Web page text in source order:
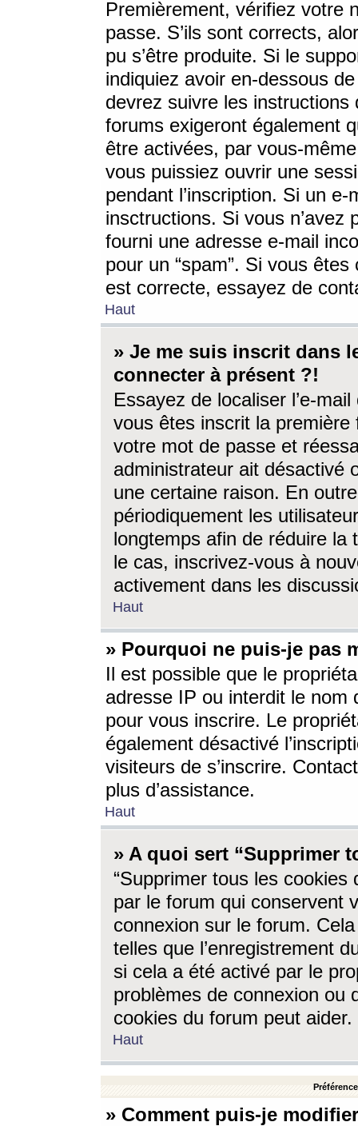
Premièrement, vérifiez votre
passe. S’ils sont corrects,
pu s’être produite. Si le
indiquiez avoir en-dessous
devrez suivre les
forums exigeront également
être activées, par vous-
vous puissiez ouvrir une
pendant l’inscription. Si un
insctructions. Si vous n’avez
fourni une adresse e-mail
pour un “spam”. Si vous
est correcte, essayez de
Haut
» Je me suis inscrit dans
connecter à présent ?!
Essayez de localiser l’e-
vous êtes inscrit la première
votre mot de passe et
administrateur ait désactivé
une certaine raison. En
périodiquement les
longtemps afin de réduire la
le cas, inscrivez-vous à
activement dans les
Haut
» Pourquoi ne puis-je pas
Il est possible que le
adresse IP ou interdit le nom
pour vous inscrire. Le
également désactivé
visiteurs de s’inscrire.
plus d’assistance.
Haut
» A quoi sert “Supprimer
“Supprimer tous les cookies
par le forum qui conservent
connexion sur le forum.
telles que l’enregistrement
si cela a été activé par le
problèmes de connexion ou
cookies du forum peut aider.
Haut
» Comment puis-je